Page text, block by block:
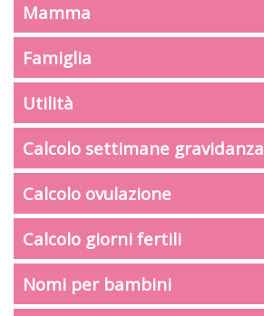
Mamma
Famiglia
Utilità
Calcolo settimane gravidanza
Calcolo ovulazione
Calcolo giorni fertili
Nomi per bambini